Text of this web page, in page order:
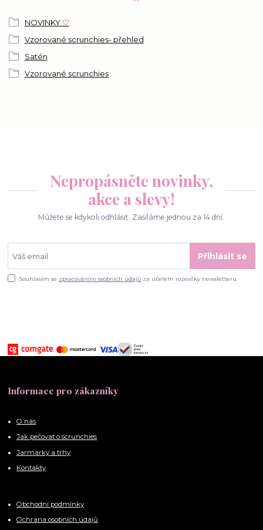
NOVINKY ♡
Vzorované scrunchies- přehled
Satén
Vzorované scrunchies
Nepropásněte novinky,
akce a slevy!
Můžete se kdykoli odhlásit. Zasíláme jednou za 14 dní.
Přihlásit se
Souhlasím se zpracováním osobních údajů za účelem rozesílky newsletteru.
Informace pro zákazníky
O nás
Jak pečovat o scrunchies
Jarmarky a trhy
Kontakty
Obchodní podmínky
Ochrana osobních údajů